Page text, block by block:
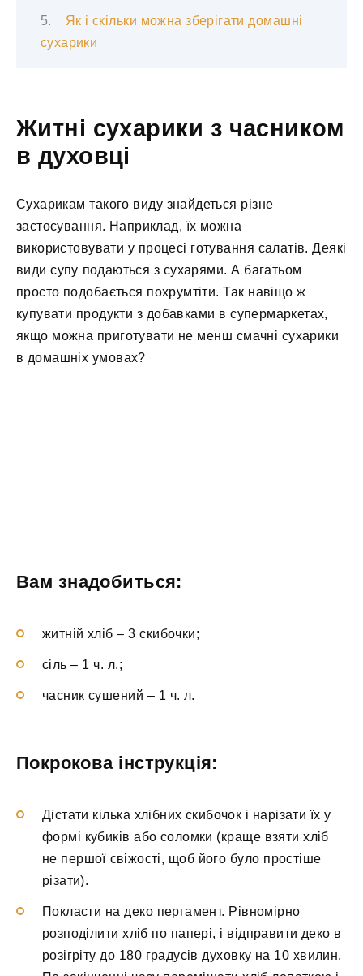
Як і скільки можна зберігати домашні
сухарики
Житні сухарики з часником
в духовці
Сухарикам такого виду знайдеться різне
застосування. Наприклад, їх можна
використовувати у процесі готування салатів. Деякі
види супу подаються з сухарями. А багатьом
просто подобається похрумтіти. Так навіщо ж
купувати продукти з добавками в супермаркетах,
якщо можна приготувати не менш смачні сухарики
в домашніх умовах?
Вам знадобиться:
житній хліб – 3 скибочки;
сіль – 1 ч. л.;
часник сушений – 1 ч. л.
Покрокова інструкція:
Дістати кілька хлібних скибочок і нарізати їх у
формі кубиків або соломки (краще взяти хліб
не першої свіжості, щоб його було простіше
різати).
Покласти на деко пергамент. Рівномірно
розподілити хліб по папері, і відправити деко в
розігріту до 180 градусів духовку на 10 хвилин.